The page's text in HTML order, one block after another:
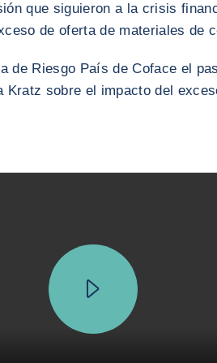
que siguieron a la crisis
de oferta de materiales de
de Riesgo País de Coface el
Kratz sobre el impacto del